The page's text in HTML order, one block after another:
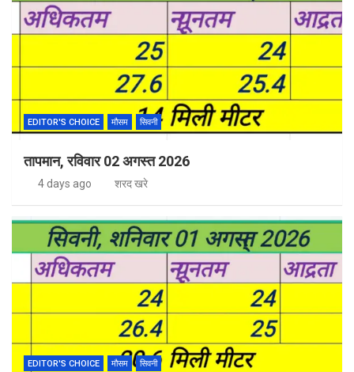
EDITOR'S CHOICE मौसम सिवनी
तापमान, रविवार 02 अगस्त 2026
4 days ago शरद खरे
EDITOR'S CHOICE मौसम सिवनी